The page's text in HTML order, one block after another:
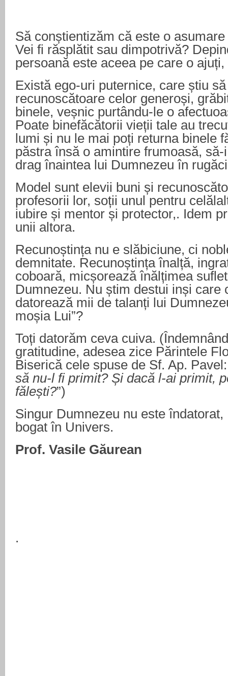
Să conștientizăm că este o
Vei fi răsplătit sau dimpotrivă?
persoană este aceea pe care o
Există ego-uri puternice, care știu
recunoscătoare celor generoși,
binele, veșnic purtându-le o
Poate binefăcătorii vieții tale au
lumi și nu le mai poți returna binele
păstra însă o amintire frumoasă,
drag înaintea lui Dumnezeu în
Model sunt elevii buni și
profesorii lor, soții unul pentru
iubire și mentor și protector,. Idem
unii altora.
Recunoștința nu e slăbiciune, ci
demnitate. Recunoștința înalță,
coboară, micșorează înălțimea
Dumnezeu. Nu știm destui inși care
datorează mii de talanți lui
moșia Lui”?
Toți datorăm ceva cuiva.
gratitudine, adesea zice Părintele
Biserică cele spuse de Sf. Ap. Pavel:
să nu-l fi primit? Și dacă l-ai primit,
fălești?”)
Singur Dumnezeu nu este
bogat în Univers.
Prof. Vasile Găurean
.